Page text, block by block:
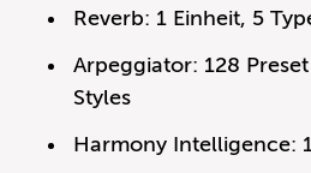
Reverb: 1 Einheit, 5
Arpeggiator: 128
Styles
Harmony Intelligence: